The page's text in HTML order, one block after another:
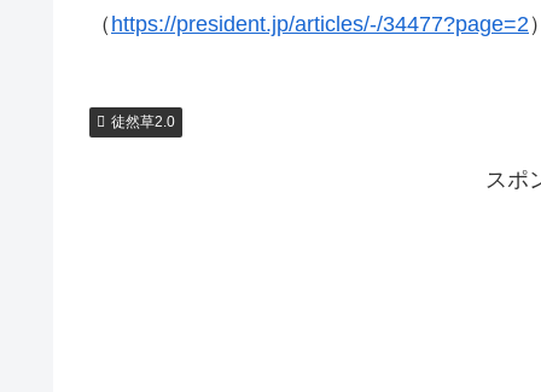
（ https://president.jp/articles/-/34477?page=2）
徒然草2.0
スポ